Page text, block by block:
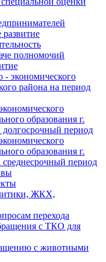
полномочий
- экономического
района на период
образования г.
период
образования г.
период
ЖКХ,
перехода
с ТКО для
с животными